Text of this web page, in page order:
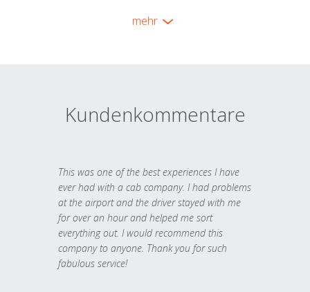
mehr
Kundenkommentare
This was one of the best experiences I have
ever had with a cab company. I had problems
at the airport and the driver stayed with me
for over an hour and helped me sort
everything out. I would recommend this
company to anyone. Thank you for such
fabulous service!